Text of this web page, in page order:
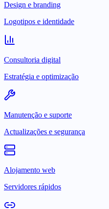
Design e branding
Logotipos e identidade
Consultoria digital
Estratégia e optimização
Manutenção e suporte
Actualizações e segurança
Alojamento web
Servidores rápidos